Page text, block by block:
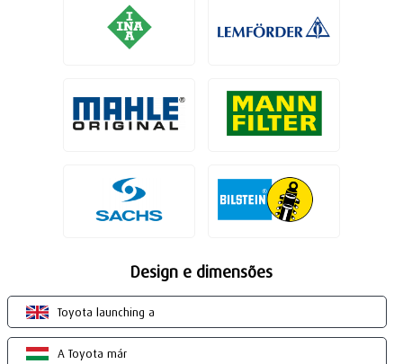
Design e dimensões
Toyota launching a
A Toyota már